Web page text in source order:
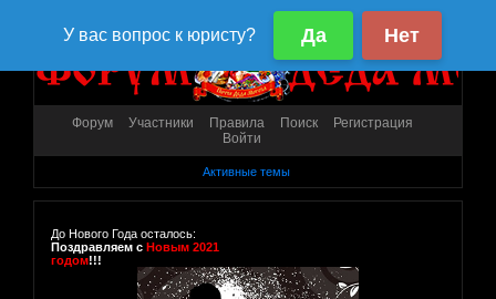
Форум Участники Правила Поиск
Регистрация
Войти
Активные темы
До Нового Года осталось:
Поздравляем с Новым 2021
годом!!!